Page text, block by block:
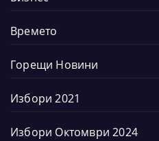
Времето
Горещи Новини
Избори 2021
Избори Октомври 2024